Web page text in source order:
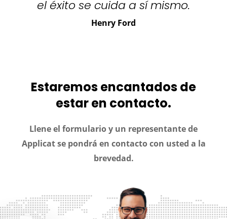
el éxito se cuida a sí mismo.
Henry Ford
Estaremos encantados de
estar en contacto.
Llene el formulario y un representante de
Applicat se pondrá en contacto con usted a la
brevedad.